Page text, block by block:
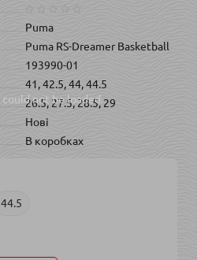
could not be loaded.
Puma
Puma RS-Dreamer Basketball
193990-01
41, 42.5, 44, 44.5
26.5, 27.5, 28.5, 29
Нові
В коробках
44.5